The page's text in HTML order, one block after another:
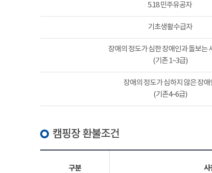
5.18 민주유공자
기초생활수급자
장애의 정도가 심한 장애인과 돌보는
(기존 1~3급)
장애의 정도가 심하지 않은 장애
(기존4~6급)
캠핑장 환불조건
구분 사